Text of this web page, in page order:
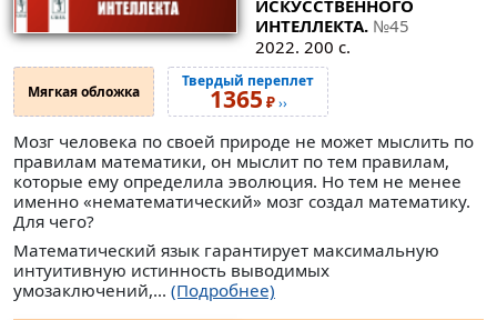
ИСКУССТВЕННОГО
ИНТЕЛЛЕКТА. №45
2022. 200 с.
Мягкая обложка
Твердый переплет
1365 ₽››
Мозг человека по своей природе не может мыслить по
правилам математики, он мыслит по тем правилам,
которые ему определила эволюция. Но тем не менее
именно «нематематический» мозг создал математику.
Для чего?
Математический язык гарантирует максимальную
интуитивную истинность выводимых
умозаключений,... (Подробнее)